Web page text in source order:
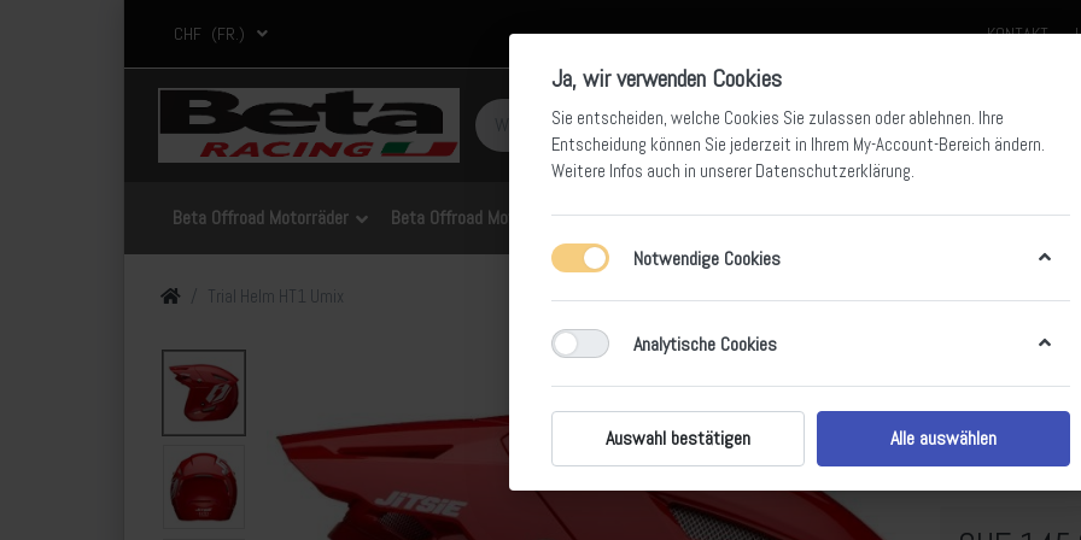
CHF (FR.) KONTAKT
Beta Offroad Motorräder Beta Offroad Motorräder für Kids Beta Offroad Team Bekleidung Beta Ersatzteile Beta
Trial Helm HT1 Umix
Trial Helm
Der Helm ist aus
demontiert werden.
Ja, wir verwenden Cookies
Sie entscheiden, welche Cookies Sie zulassen oder ablehnen. Ihre
Entscheidung können Sie jederzeit in Ihrem My-Account-Bereich ändern.
Weitere Infos auch in unserer Datenschutzerklärung.
Notwendige Cookies
Analytische Cookies
Auswahl bestätigen Alle auswählen